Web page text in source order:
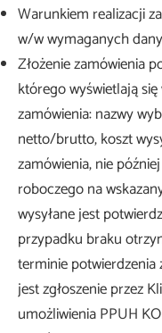
Warunkiem realizacji
w/w wymaganych
Złożenie zamówienia
którego wyświetlają
zamówienia: nazwy
netto/brutto, koszt
zamówienia, nie
roboczego na
wysyłane jest
przypadku braku
terminie potwierdzenia
jest zgłoszenie przez
umożliwienia PPUH